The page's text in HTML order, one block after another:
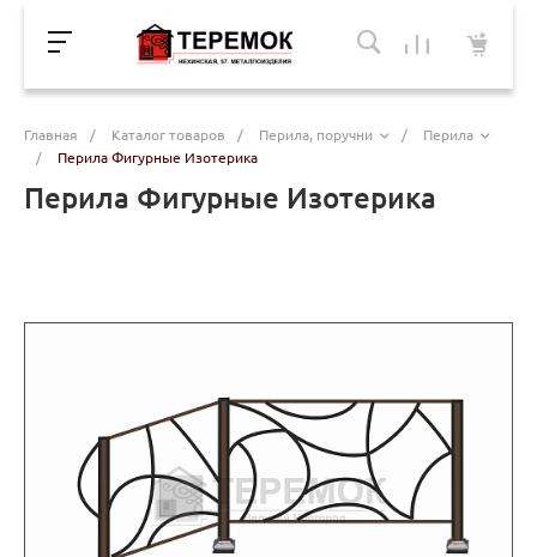
Главная / Каталог товаров / Перила, поручни /
Перила
/
Перила Фигурные Изотерика
Перила Фигурные Изотерика